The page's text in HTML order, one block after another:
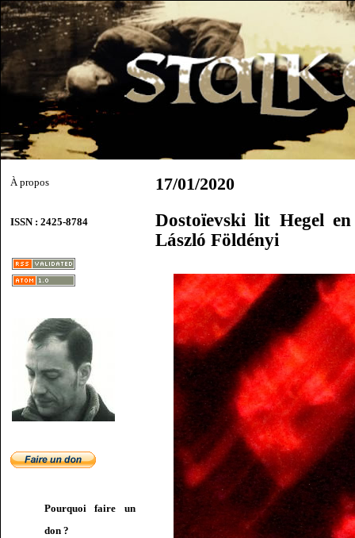
À propos
ISSN : 2425-8784
Pourquoi faire un
don ?
17/01/2020
Dostoïevski lit Hegel
László Földényi